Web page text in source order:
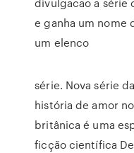
e ganha um nome
um elenco
série. Nova série
história de amor
britânica é uma
ficção científica